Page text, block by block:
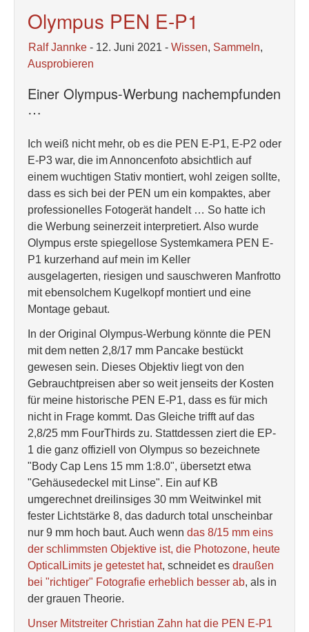
Olympus PEN E-P1
Ralf Jannke - 12. Juni 2021 - Wissen, Sammeln,
Ausprobieren
Einer Olympus-Werbung nachempfunden
…
Ich weiß nicht mehr, ob es die PEN E-P1, E-P2 oder
E-P3 war, die im Annoncenfoto absichtlich auf
einem wuchtigen Stativ montiert, wohl zeigen sollte,
dass es sich bei der PEN um ein kompaktes, aber
professionelles Fotogerät handelt … So hatte ich
die Werbung seinerzeit interpretiert. Also wurde
Olympus erste spiegellose Systemkamera PEN E-
P1 kurzerhand auf mein im Keller
ausgelagerten, riesigen und sauschweren Manfrotto
mit ebensolchem Kugelkopf montiert und eine
Montage gebaut.
In der Original Olympus-Werbung könnte die PEN
mit dem netten 2,8/17 mm Pancake bestückt
gewesen sein. Dieses Objektiv liegt von den
Gebrauchtpreisen aber so weit jenseits der Kosten
für meine historische PEN E-P1, dass es für mich
nicht in Frage kommt. Das Gleiche trifft auf das
2,8/25 mm FourThirds zu. Stattdessen ziert die EP-
1 die ganz offiziell von Olympus so bezeichnete
"Body Cap Lens 15 mm 1:8.0", übersetzt etwa
"Gehäusedeckel mit Linse". Ein auf KB
umgerechnet dreilinsiges 30 mm Weitwinkel mit
fester Lichtstärke 8, das dadurch total unscheinbar
nur 9 mm hoch baut. Auch wenn das 8/15 mm eins
der schlimmsten Objektive ist, die Photozone, heute
OpticalLimits je getestet hat, schneidet es draußen
bei "richtiger" Fotografie erheblich besser ab, als in
der grauen Theorie.
Unser Mitstreiter Christian Zahn hat die PEN E-P1